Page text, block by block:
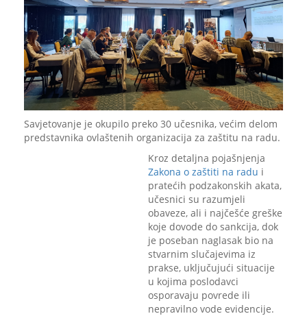
Savjetovanje je okupilo preko 30 učesnika, većim delom
predstavnika ovlaštenih organizacija za zaštitu na radu.
Kroz detaljna pojašnjenja
Zakona o zaštiti na radu i
pratećih podzakonskih akata,
učesnici su razumjeli
obaveze, ali i najčešće greške
koje dovode do sankcija, dok
je poseban naglasak bio na
stvarnim slučajevima iz
prakse, uključujući situacije
u kojima poslodavci
osporavaju povrede ili
nepravilno vode evidencije.